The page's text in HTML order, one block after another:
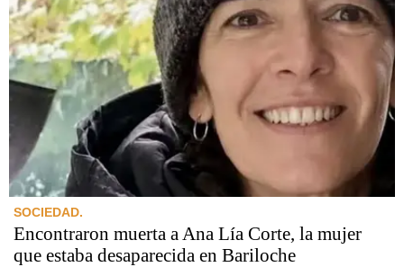
SOCIEDAD.
Encontraron muerta a Ana Lía Corte, la mujer
que estaba desaparecida en Bariloche